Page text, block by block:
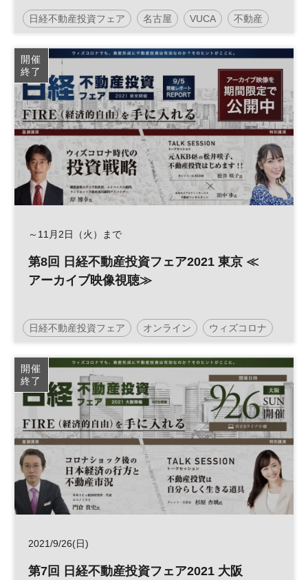
日経不動産投資フェア 名古屋 VUCA 不動産
投資 資産形成 人生100年 人生100年時代
参加無料 土日祝開催
開催
終了
～11月2日（火）まで
第8回 日経不動産投資フェア2021 東京 ≪
アーカイブ映像視聴≫
日経不動産投資フェア オンライン ウィズコロナ
不動産 投資 人生100年 人生100年時代
参加無料 土日祝開催
開催
終了
2021/9/26(日)
第7回 日経不動産投資フェア2021 大阪